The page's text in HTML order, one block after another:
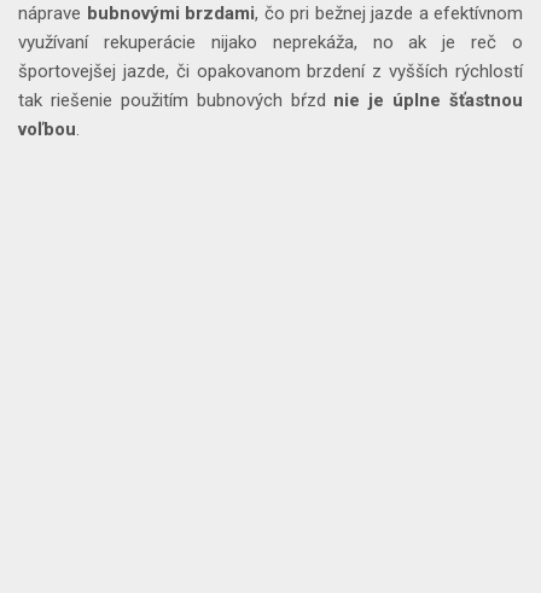
náprave bubnovými brzdami, čo pri bežnej jazde a efektívnom
využívaní rekuperácie nijako neprekáža, no ak je reč o
športovejšej jazde, či opakovanom brzdení z vyšších rýchlostí
tak riešenie použitím bubnových bŕzd nie je úplne šťastnou
voľbou.